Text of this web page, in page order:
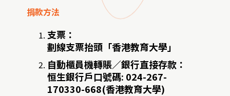
捐款方法
支票：
劃線支票抬頭「香港教育大學」
自動櫃員機轉賬／銀行直接存款：
恒生銀行戶口號碼: 024-267-
170330-668(香港教育大學)